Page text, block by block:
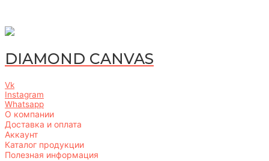
DIAMOND CANVAS
Vk
Instagram
Whatsapp
О компании
Доставка и оплата
Аккаунт
Каталог продукции
Полезная информация